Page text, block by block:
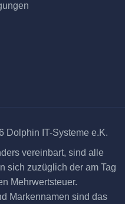
Dolphin IT-Systeme e.K.
vereinbart, sind alle
sich zuzüglich der am Tag
Mehrwertsteuer.
Markennamen sind das